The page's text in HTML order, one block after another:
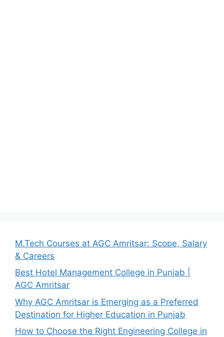
M.Tech Courses at AGC Amritsar: Scope, Salary
& Careers
Best Hotel Management College in Punjab |
AGC Amritsar
Why AGC Amritsar is Emerging as a Preferred
Destination for Higher Education in Punjab
How to Choose the Right Engineering College in